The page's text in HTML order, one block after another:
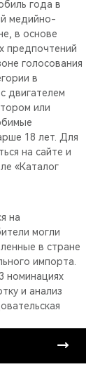
года в
медийно-
в основе
предпочтений
голосования
в
двигателем
или
18 лет. Для
на сайте и
«Каталог
на
могли
в стране
импорта.
номинациях
и анализ